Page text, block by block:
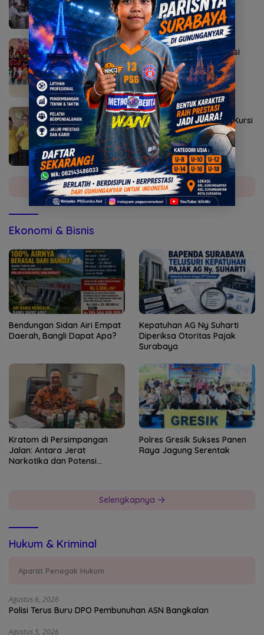
Agustus 5, 2026
Sekolah Rakyat Kedung Cowek Diapreasi
DPRD Surabaya
Agustus 2, 2026
Golkar Mojokerto Panasi Mesin Incar 10 Kursi
DPRD 2029
Selengkapnya
Ekonomi & Bisnis
Bendungan Sidan Airi Empat
Daerah, Bangli Dapat Apa?
Kepatuhan AG Ny Suharti
Diperiksa Otoritas Pajak
Surabaya
Kratom di Persimpangan
Jalan: Antara Jerat
Narkotika dan Potensi
Polres Gresik Sukses Panen
Raya Jagung Serentak
Selengkapnya
Hukum & Kriminal
Aparat Penegak Hukum
Agustus 6, 2026
Polisi Terus Buru DPO Pembunuhan ASN Bangkalan
Agustus 5, 2026